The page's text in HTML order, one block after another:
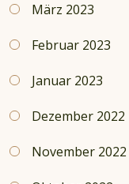
März 2023
Februar 2023
Januar 2023
Dezember 2022
November 2022